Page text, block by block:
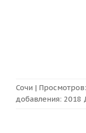
Сочи |
добавления: 2018